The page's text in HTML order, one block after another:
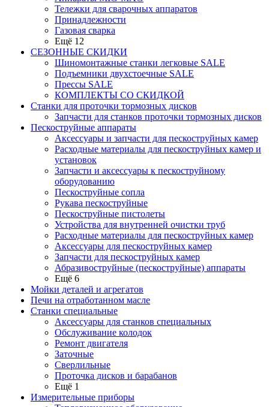
Тележки для сварочных аппаратов
Принадлежности
Газовая сварка
Ещё 12
СЕЗОННЫЕ СКИДКИ
Шиномонтажные станки легковые SALE
Подъемники двухстоечные SALE
Прессы SALE
КОМПЛЕКТЫ СО СКИДКОЙ
Станки для проточки тормозных дисков
Запчасти для станков проточки тормозных дисков
Пескоструйные аппараты
Аксессуары и запчасти для пескоструйных камер
Расходные материалы для пескоструйных камер и
установок
Запчасти и аксессуары к пескоструйному
оборудованию
Пескоструйные сопла
Рукава пескоструйные
Пескоструйные пистолеты
Устройства для внутренней очистки труб
Расходные материалы для пескоструйных камер
Аксессуары для пескоструйных камер
Запчасти для пескоструйных камер
Абразивоструйные (пескоструйные) аппараты
Ещё 6
Мойки деталей и агрегатов
Печи на отработанном масле
Станки специальные
Аксессуары для станков специальных
Обслуживание колодок
Ремонт двигателя
Заточные
Сверлильные
Проточка дисков и барабанов
Ещё 1
Измерительные приборы